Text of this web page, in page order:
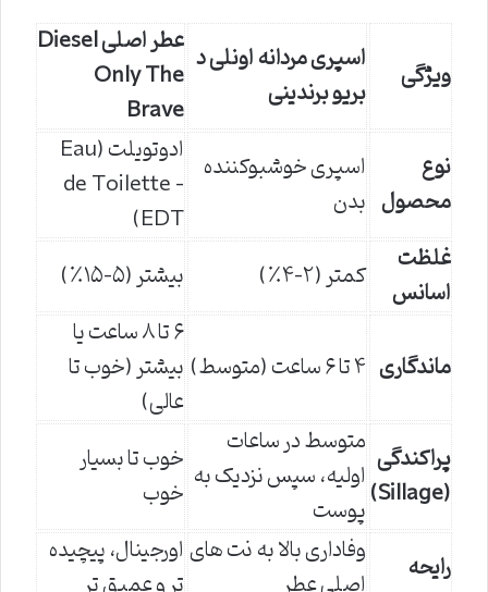
ویژگی
اسپری مردانه اونلی د
بریو برندینی
عطر اصلی Diesel
Only The
Brave
نوع
محصول
اسپری خوشبوکننده
بدن
ادوتویلت (Eau
de Toilette –
EDT)
غلظت
اسانس
کمتر (۲-۴٪) بیشتر (۵-۱۵٪)
ماندگاری ۴ تا ۶ ساعت (متوسط)
۶ تا ۸ ساعت یا
بیشتر (خوب تا
عالی)
پراکندگی
(Sillage)
متوسط در ساعات
اولیه، سپس نزدیک به
پوست
خوب تا بسیار
خوب
رایحه
وفاداری بالا به نت های اورجینال، پیچیده